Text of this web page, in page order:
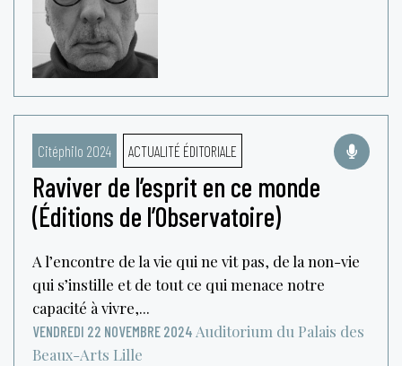
Citéphilo 2024 ACTUALITÉ ÉDITORIALE
Raviver de l’esprit en ce monde
(Éditions de l’Observatoire)
A l’encontre de la vie qui ne vit pas, de la non-vie
qui s’instille et de tout ce qui menace notre
capacité à vivre,...
VENDREDI 22 NOVEMBRE 2024 Auditorium du Palais des
Beaux-Arts Lille